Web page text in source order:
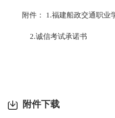
附件： 1.福建船政交通职业
2.诚信考试承诺书
附件下载